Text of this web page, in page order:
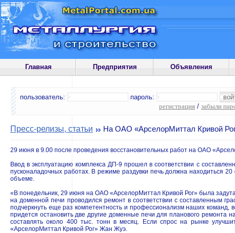
Главная Предприятия Объявления
пользователь:
пароль:
регистрация / забыли
Пресс-релизы, статьи На ОАО «АрселорМиттал Кривой
29 июня в 9.00 после проведения восстановительных работ на ОАО
Ввод в эксплуатацию комплекса ДП-9 прошел в соответствии с
пусконаладочных работах. В режиме раздувки печь должна находиться
объеме.
«В понедельник, 29 июня на ОАО «АрселорМиттал Кривой Рог» была
на доменной печи проводился ремонт в соответствии с составленным
подчеркнуть еще раз компетентность и профессионализм наших
придется остановить две другие доменные печи для планового ремонта
составлять около 400 тыс. тонн в месяц. Если спрос на рынке
«АрселорМиттал Кривой Рог» Жан Жуэ.